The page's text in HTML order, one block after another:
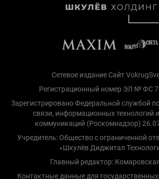
Сетевое издание Сайт
Регистрационный номер ЭЛ № ФС
Зарегистрировано Федеральной службой
связи, информационных технологий
коммуникаций (Роскомнадзор)
Учредитель: Общество с ограниченной
«Шкулёв Диджитал
Главный редактор:
Контактные данные для